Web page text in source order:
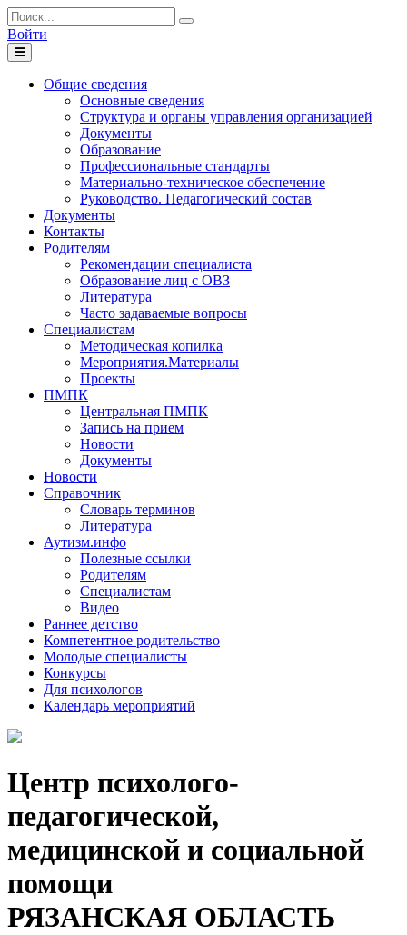
Войти
Toggle
navigation
Общие сведения
Основные сведения
Структура и органы управления организацией
Документы
Образование
Профессиональные стандарты
Материально-техническое обеспечение
Руководство. Педагогический состав
Документы
Контакты
Родителям
Рекомендации специалиста
Образование лиц с ОВЗ
Литература
Часто задаваемые вопросы
Специалистам
Методическая копилка
Мероприятия.Материалы
Проекты
ПМПК
Центральная ПМПК
Запись на прием
Новости
Документы
Новости
Справочник
Словарь терминов
Литература
Аутизм.инфо
Полезные ссылки
Родителям
Специалистам
Видео
Раннее детство
Компетентное родительство
Молодые специалисты
Конкурсы
Для психологов
Календарь мероприятий
Центр психолого-
педагогической,
медицинской и социальной
помощи
РЯЗАНСКАЯ ОБЛАСТЬ